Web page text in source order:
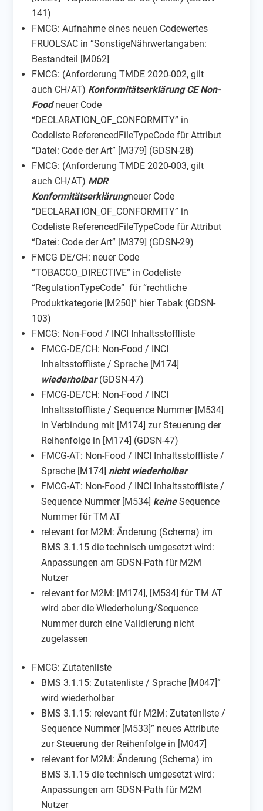
141)
FMCG: Aufnahme eines neuen Codewertes
FRUOLSAC in “SonstigeNährwertangaben:
Bestandteil [M062]
FMCG: (Anforderung TMDE 2020-002, gilt
auch CH/AT) Konformitätserklärung CE Non-
Foodneuer Code
“DECLARATION_OF_CONFORMITY” in
Codeliste ReferencedFileTypeCode für Attribut
“Datei: Code der Art” [M379] (GDSN-28)
FMCG: (Anforderung TMDE 2020-003, gilt
auch CH/AT) MDR
Konformitätserklärungneuer Code
“DECLARATION_OF_CONFORMITY” in
Codeliste ReferencedFileTypeCode für Attribut
“Datei: Code der Art” [M379] (GDSN-29)
FMCG DE/CH: neuer Code
“TOBACCO_DIRECTIVE” in Codeliste
“RegulationTypeCode” für “rechtliche
Produktkategorie [M250]” hier Tabak (GDSN-
103)
FMCG: Non-Food / INCI Inhaltsstoffliste
FMCG-DE/CH: Non-Food / INCI
Inhaltsstoffliste / Sprache [M174]
wiederholbar(GDSN-47)
FMCG-DE/CH: Non-Food / INCI
Inhaltsstoffliste / Sequence Nummer [M534]
in Verbindung mit [M174] zur Steuerung der
Reihenfolge in [M174] (GDSN-47)
FMCG-AT: Non-Food / INCI Inhaltsstoffliste /
Sprache [M174] nicht wiederholbar
FMCG-AT: Non-Food / INCI Inhaltsstoffliste /
Sequence Nummer [M534] keineSequence
Nummer für TM AT
relevant for M2M: Änderung (Schema) im
BMS 3.1.15 die technisch umgesetzt wird:
Anpassungen am GDSN-Path für M2M
Nutzer
relevant for M2M: [M174], [M534] für TM AT
wird aber die Wiederholung/Sequence
Nummer durch eine Validierung nicht
zugelassen
FMCG: Zutatenliste
BMS 3.1.15: Zutatenliste / Sprache [M047]”
wird wiederholbar
BMS 3.1.15: relevant für M2M: Zutatenliste /
Sequence Nummer [M533]” neues Attribute
zur Steuerung der Reihenfolge in [M047]
relevant for M2M: Änderung (Schema) im
BMS 3.1.15 die technisch umgesetzt wird:
Anpassungen am GDSN-Path für M2M
Nutzer